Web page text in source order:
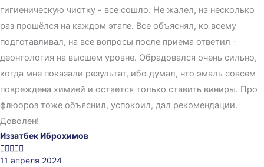
гигиеническую чистку - все сошло. Не жалел, на несколько
раз прошёлся на каждом этапе. Все объяснял, ко всему
подготавливал, на все вопросы после приема ответил -
деонтология на высшем уровне. Обрадовался очень сильно,
когда мне показали результат, ибо думал, что эмаль совсем
повреждена химией и остается только ставить виниры. Про
флюороз тоже объяснил, успокоил, дал рекомендации.
Доволен!
Иззатбек Иброхимов

11 апреля 2024